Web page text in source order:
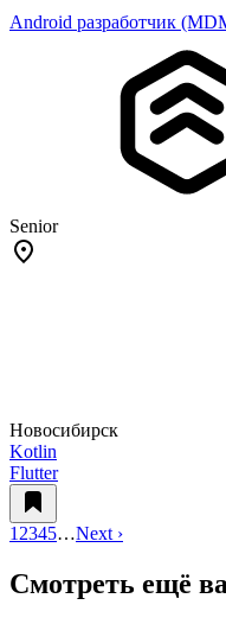
Android разработчик
Senior
Новосибирск
Kotlin
Flutter
1 2345…Next ›
Смотреть ещё